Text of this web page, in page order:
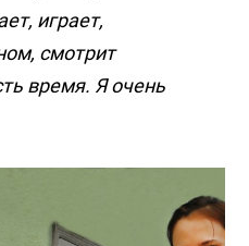
играет,
смотрит
время. Я очень